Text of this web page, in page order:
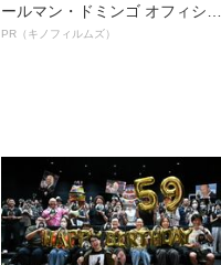
ールマン・ドミンゴ オフィシャ
ルインタビュー“観客を魅了した
PR（キノフィルムズ）